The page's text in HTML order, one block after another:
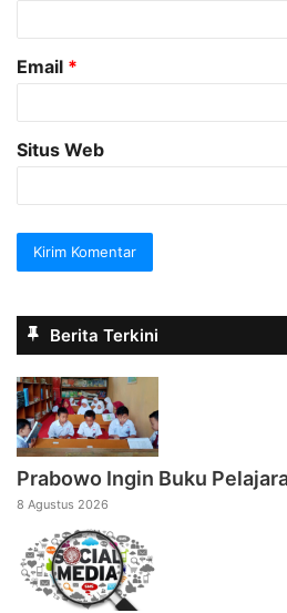
Email *
Situs Web
Berita Terkini
Prabowo Ingin Buku
8 Agustus 2026